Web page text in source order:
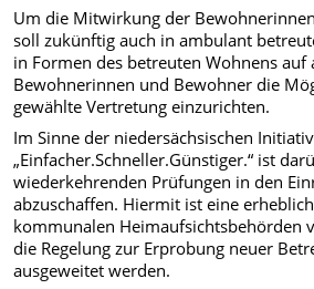
Um die Mitwirkung der
soll zukünftig auch in ambulant
in Formen des betreuten Wohnens
Bewohnerinnen und Bewohner die
gewählte Vertretung einzurichten.
Im Sinne der niedersächsischen
„Einfacher.Schneller.Günstiger.“ ist
wiederkehrenden Prüfungen in den
abzuschaffen. Hiermit ist eine
kommunalen Heimaufsichtsbehörden
die Regelung zur Erprobung neuer
ausgeweitet werden.